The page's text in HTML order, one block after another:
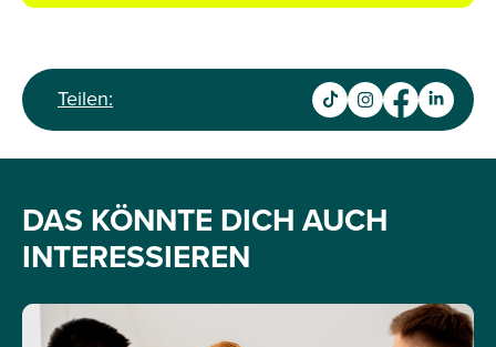
Teilen:
DAS KÖNNTE DICH AUCH
INTERESSIEREN